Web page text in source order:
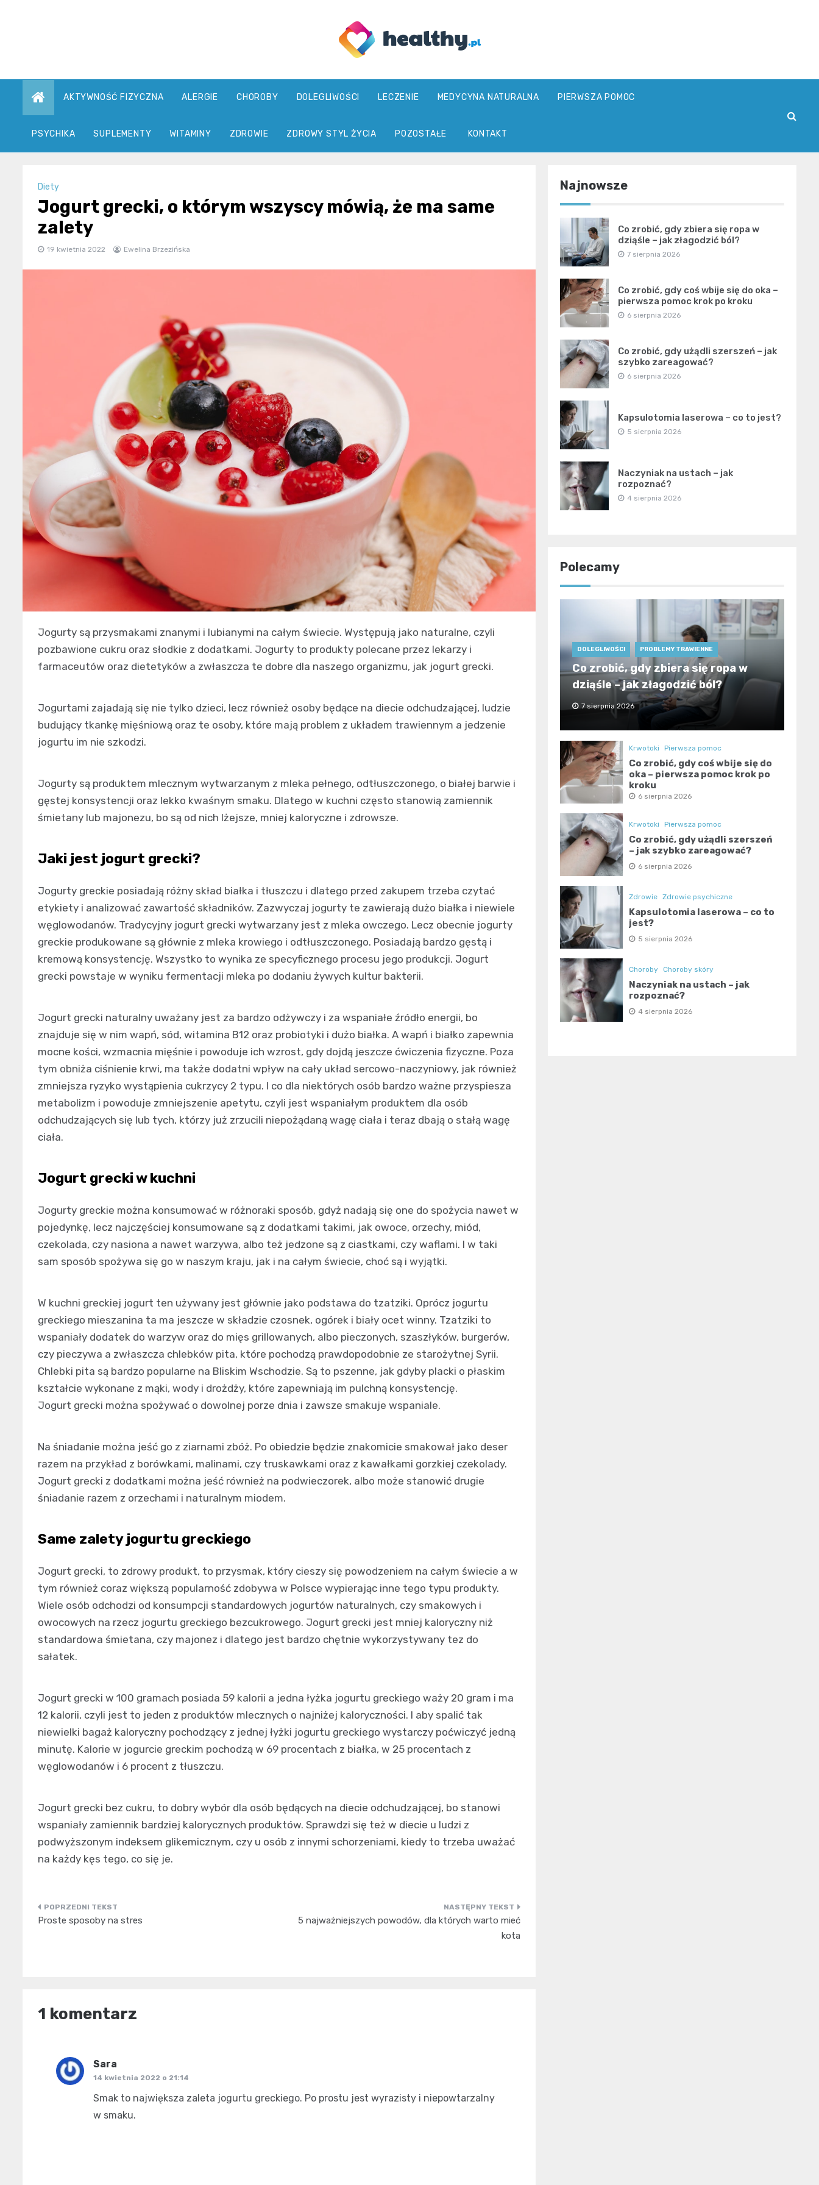
healthy.pl
AKTYWNOŚĆ FIZYCZNA ALERGIE CHOROBY DOLEGLIWOŚCI LECZENIE MEDYCYNA NATURALNA PIERWSZA POMOC
PSYCHIKA SUPLEMENTY WITAMINY ZDROWIE ZDROWY STYL ŻYCIA POZOSTAŁE KONTAKT
Diety
Jogurt grecki, o którym wszyscy mówią, że ma same
zalety
19 kwietnia 2022 Ewelina Brzezińska
Jogurty są przysmakami znanymi i lubianymi na całym świecie. Występują jako naturalne, czyli
pozbawione cukru oraz słodkie z dodatkami. Jogurty to produkty polecane przez lekarzy i
farmaceutów oraz dietetyków a zwłaszcza te dobre dla naszego organizmu, jak jogurt grecki.
Jogurtami zajadają się nie tylko dzieci, lecz również osoby będące na diecie odchudzającej, ludzie
budujący tkankę mięśniową oraz te osoby, które mają problem z układem trawiennym a jedzenie
jogurtu im nie szkodzi.
Jogurty są produktem mlecznym wytwarzanym z mleka pełnego, odtłuszczonego, o białej barwie i
gęstej konsystencji oraz lekko kwaśnym smaku. Dlatego w kuchni często stanowią zamiennik
śmietany lub majonezu, bo są od nich lżejsze, mniej kaloryczne i zdrowsze.
Jaki jest jogurt grecki?
Jogurty greckie posiadają różny skład białka i tłuszczu i dlatego przed zakupem trzeba czytać
etykiety i analizować zawartość składników. Zazwyczaj jogurty te zawierają dużo białka i niewiele
węglowodanów. Tradycyjny jogurt grecki wytwarzany jest z mleka owczego. Lecz obecnie jogurty
greckie produkowane są głównie z mleka krowiego i odtłuszczonego. Posiadają bardzo gęstą i
kremową konsystencję. Wszystko to wynika ze specyficznego procesu jego produkcji. Jogurt
grecki powstaje w wyniku fermentacji mleka po dodaniu żywych kultur bakterii.
Jogurt grecki naturalny uważany jest za bardzo odżywczy i za wspaniałe źródło energii, bo
znajduje się w nim wapń, sód, witamina B12 oraz probiotyki i dużo białka. A wapń i białko zapewnia
mocne kości, wzmacnia mięśnie i powoduje ich wzrost, gdy dojdą jeszcze ćwiczenia fizyczne. Poza
tym obniża ciśnienie krwi, ma także dodatni wpływ na cały układ sercowo-naczyniowy, jak również
zmniejsza ryzyko wystąpienia cukrzycy 2 typu. I co dla niektórych osób bardzo ważne przyspiesza
metabolizm i powoduje zmniejszenie apetytu, czyli jest wspaniałym produktem dla osób
odchudzających się lub tych, którzy już zrzucili niepożądaną wagę ciała i teraz dbają o stałą wagę
ciała.
Jogurt grecki w kuchni
Jogurty greckie można konsumować w różnoraki sposób, gdyż nadają się one do spożycia nawet w
pojedynkę, lecz najczęściej konsumowane są z dodatkami takimi, jak owoce, orzechy, miód,
czekolada, czy nasiona a nawet warzywa, albo też jedzone są z ciastkami, czy waflami. I w taki
sam sposób spożywa się go w naszym kraju, jak i na całym świecie, choć są i wyjątki.
W kuchni greckiej jogurt ten używany jest głównie jako podstawa do tzatziki. Oprócz jogurtu
greckiego mieszanina ta ma jeszcze w składzie czosnek, ogórek i biały ocet winny. Tzatziki to
wspaniały dodatek do warzyw oraz do mięs grillowanych, albo pieczonych, szaszłyków, burgerów,
czy pieczywa a zwłaszcza chlebków pita, które pochodzą prawdopodobnie ze starożytnej Syrii.
Chlebki pita są bardzo popularne na Bliskim Wschodzie. Są to pszenne, jak gdyby placki o płaskim
kształcie wykonane z mąki, wody i drożdży, które zapewniają im pulchną konsystencję.
Jogurt grecki można spożywać o dowolnej porze dnia i zawsze smakuje wspaniale.
Na śniadanie można jeść go z ziarnami zbóż. Po obiedzie będzie znakomicie smakował jako deser
razem na przykład z borówkami, malinami, czy truskawkami oraz z kawałkami gorzkiej czekolady.
Jogurt grecki z dodatkami można jeść również na podwieczorek, albo może stanowić drugie
śniadanie razem z orzechami i naturalnym miodem.
Same zalety jogurtu greckiego
Jogurt grecki, to zdrowy produkt, to przysmak, który cieszy się powodzeniem na całym świecie a w
tym również coraz większą popularność zdobywa w Polsce wypierając inne tego typu produkty.
Wiele osób odchodzi od konsumpcji standardowych jogurtów naturalnych, czy smakowych i
owocowych na rzecz jogurtu greckiego bezcukrowego. Jogurt grecki jest mniej kaloryczny niż
standardowa śmietana, czy majonez i dlatego jest bardzo chętnie wykorzystywany tez do
sałatek.
Jogurt grecki w 100 gramach posiada 59 kalorii a jedna łyżka jogurtu greckiego waży 20 gram i ma
12 kalorii, czyli jest to jeden z produktów mlecznych o najniżej kaloryczności. I aby spalić tak
niewielki bagaż kaloryczny pochodzący z jednej łyżki jogurtu greckiego wystarczy poćwiczyć jedną
minutę. Kalorie w jogurcie greckim pochodzą w 69 procentach z białka, w 25 procentach z
węglowodanów i 6 procent z tłuszczu.
Jogurt grecki bez cukru, to dobry wybór dla osób będących na diecie odchudzającej, bo stanowi
wspaniały zamiennik bardziej kalorycznych produktów. Sprawdzi się też w diecie u ludzi z
podwyższonym indeksem glikemicznym, czy u osób z innymi schorzeniami, kiedy to trzeba uważać
na każdy kęs tego, co się je.
Nawigacja
Proste sposoby na stres
5 najważniejszych powodów, dla których warto mieć
kota
1 komentarz
Sara
14 kwietnia 2022 o 21:14
Smak to największa zaleta jogurtu greckiego. Po prostu jest wyrazisty i niepowtarzalny
w smaku.
Najnowsze
Co zrobić, gdy zbiera się ropa w
dziąśle – jak złagodzić ból?
7 sierpnia 2026
Co zrobić, gdy coś wbije się do oka –
pierwsza pomoc krok po kroku
6 sierpnia 2026
Co zrobić, gdy użądli szerszeń – jak
szybko zareagować?
6 sierpnia 2026
Kapsulotomia laserowa – co to jest?
5 sierpnia 2026
Naczyniak na ustach – jak
rozpoznać?
4 sierpnia 2026
Polecamy
DOLEGLIWOŚCI PROBLEMY TRAWIENNE
Co zrobić, gdy zbiera się ropa w
dziąśle – jak złagodzić ból?
7 sierpnia 2026
Krwotoki Pierwsza pomoc
Co zrobić, gdy coś wbije się do
oka – pierwsza pomoc krok po
kroku
6 sierpnia 2026
Krwotoki Pierwsza pomoc
Co zrobić, gdy użądli szerszeń
– jak szybko zareagować?
6 sierpnia 2026
Zdrowie Zdrowie psychiczne
Kapsulotomia laserowa – co to
jest?
5 sierpnia 2026
Choroby Choroby skóry
Naczyniak na ustach – jak
rozpoznać?
4 sierpnia 2026